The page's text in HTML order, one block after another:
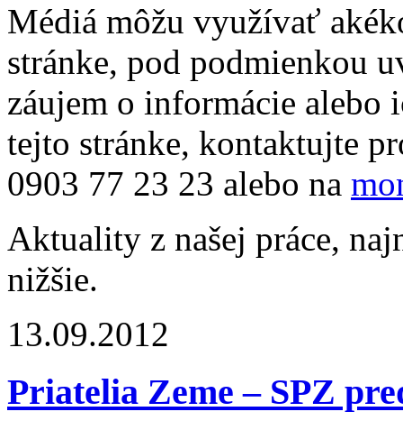
Médiá môžu využívať
stránke, pod podmienkou
záujem o informácie alebo
tejto stránke, kontaktujte
0903 77 23 23 alebo na
Aktuality z našej práce,
nižšie.
13.09.2012
Priatelia Zeme – SPZ